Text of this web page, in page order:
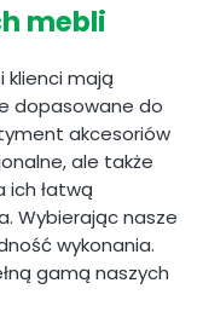
mebli
klienci mają
dopasowane do
akcesoriów
ale także
ich łatwą
Wybierając nasze
wykonania.
gamą naszych